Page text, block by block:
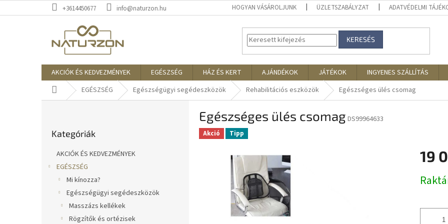
a
+3614450677 info@naturzon.hu HOGYAN VÁSÁROLJUNK ÜZLETSZABÁLYZAT ADATVÉDELMI
KERESÉS
AKCIÓK ÉS KEDVEZMÉNYEK EGÉSZSÉG HÁZ ÉS KERT AJÁNDÉKOK JÁTÉKOK INGYENES SZÁLLÍTÁS
KezdőlapEGÉSZSÉG Egészségügyi segédeszközök Rehabilitációs eszközök Egészséges ülés csomag
átugrása
Kategóriák
AKCIÓK ÉS KEDVEZMÉNYEK
EGÉSZSÉG
Mi kínozza?
Egészségügyi segédeszközök
Masszázs kellékek
Rögzítők és ortézisek
Egészséges ülés csomag DS99964633
Akció Tipp
19